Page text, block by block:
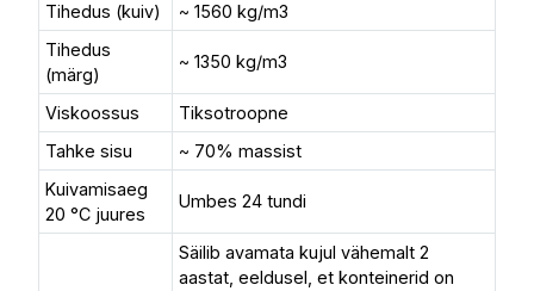
Tihedus (kuiv)
~ 1560 kg/m3
Tihedus
(märg)
~ 1350 kg/m3
Viskoossus
Tiksotroopne
Tahke sisu
~ 70% massist
Kuivamisaeg
20 °C juures
Umbes 24 tundi
Säilib avamata kujul vähemalt 2
aastat, eeldusel, et konteinerid on